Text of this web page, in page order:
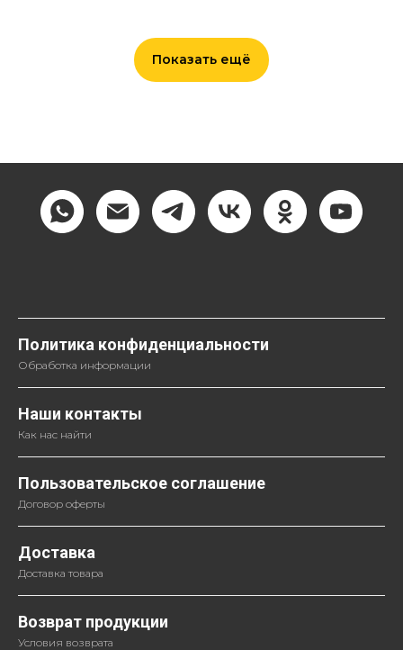
Показать ещё
Политика конфиденциальности
Обработка информации
Наши контакты
Как нас найти
Пользовательское соглашение
Договор оферты
Доставка
Доставка товара
Возврат продукции
Условия возврата